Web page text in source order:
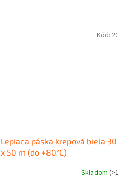
Lepiaca páska krepová biela
x 50 m (do +80°C)
Skladom (
Kód: